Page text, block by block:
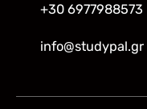
+30 6977988573
info@studypal.gr